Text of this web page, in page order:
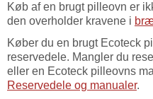
Køb af en brugt pilleovn er
den overholder kravene i
Køber du en brugt Ecoteck
reservedele. Mangler du
eller en Ecoteck pilleovns
Reservedele og manualer.